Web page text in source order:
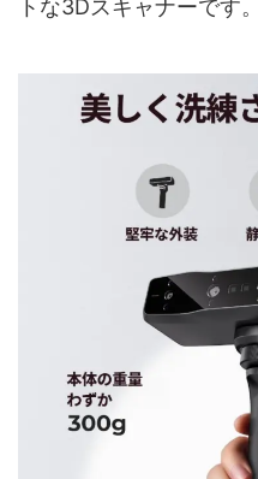
トな3Dスキャナーです。